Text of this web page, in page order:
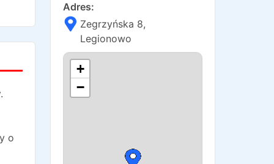
.
o
Adres:
Zegrzyńska 8,
Legionowo
+
−